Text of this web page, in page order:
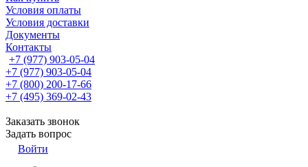
Условия оплаты
Условия доставки
Документы
Контакты
+7 (977) 903-05-04
+7 (977) 903-05-04
+7 (800) 200-17-66
+7 (495) 369-02-43
Заказать звонок
Задать вопрос
Войти